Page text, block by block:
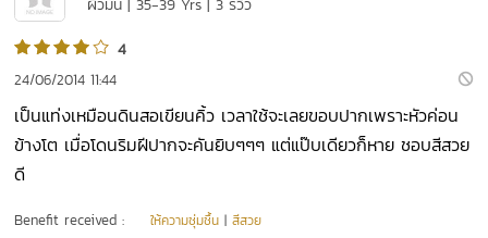
ผิวมัน | 35-39 Yrs | 3 รีวิว
4
24/06/2014 11:44
เป็นแท่งเหมือนดินสอเขียนคิ้ว เวลาใช้จะเลยขอบปากเพราะหัวค่อน
ข้างโต เมื่อโดนริมฝีปากจะคันยิบๆๆๆ แต่แป๊บเดียวก็หาย ชอบสีสวย
ดี
Benefit received : ให้ความชุ่มชื้น |สีสวย